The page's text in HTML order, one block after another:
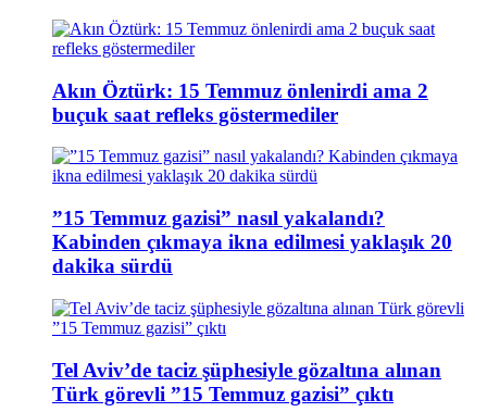
Akın Öztürk: 15 Temmuz önlenirdi ama 2
buçuk saat refleks göstermediler
”15 Temmuz gazisi” nasıl yakalandı?
Kabinden çıkmaya ikna edilmesi yaklaşık 20
dakika sürdü
Tel Aviv’de taciz şüphesiyle gözaltına alınan
Türk görevli ”15 Temmuz gazisi” çıktı